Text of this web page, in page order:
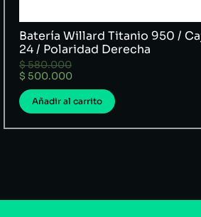
Batería Willard Titanio 950 /
24 / Polaridad Derecha
$580.000
$ 500.000
Añadir al carrito